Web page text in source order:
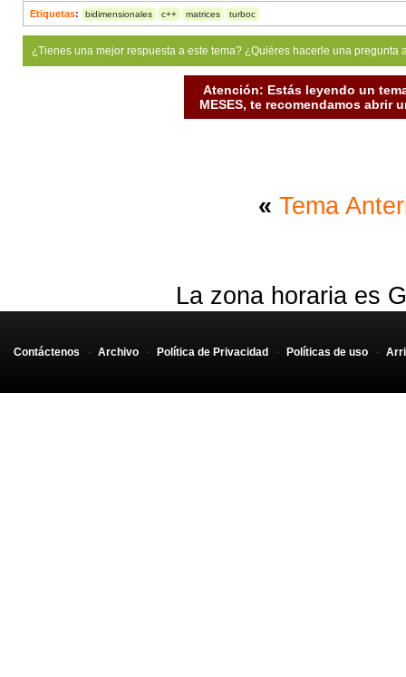
Etiquetas: bidimensionales c++ matrices turboc
¿Tienes una mejor respuesta a este tema? ¿Quiéres hacerle una
Atención: Estás leyendo un
MESES, te recomendamos abrir
« Tema
La zona horaria es
Contáctenos - Archivo - Política de Privacidad - Políticas de uso -